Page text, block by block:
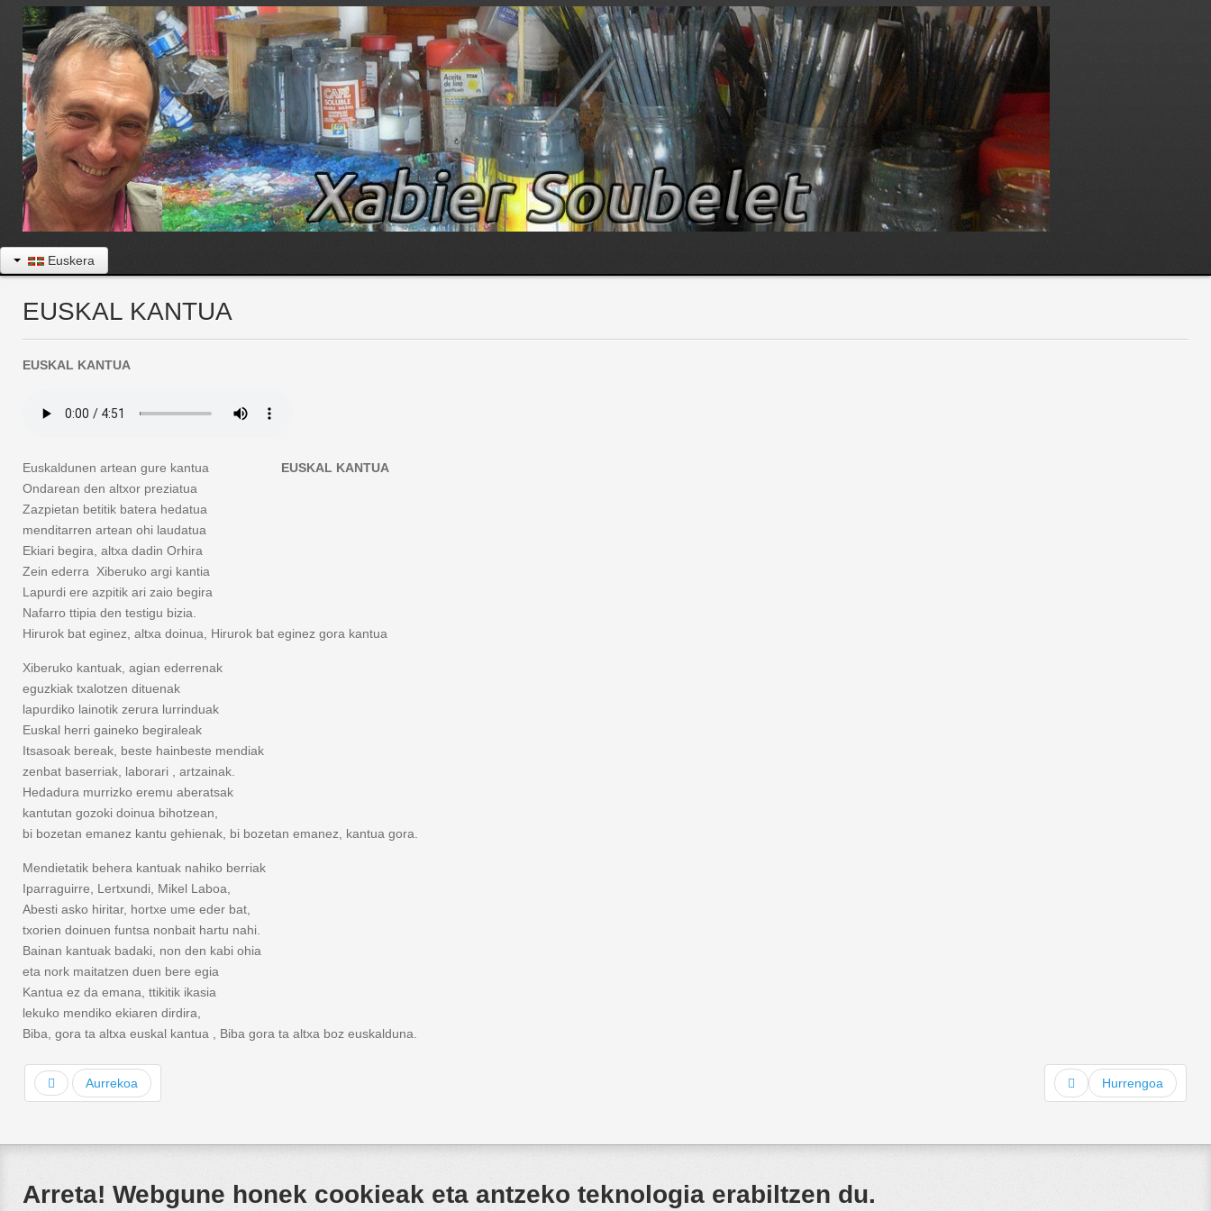
Euskera
EUSKAL KANTUA
EUSKAL KANTUA
Euskaldunen artean gure kantua EUSKAL KANTUA
Ondarean den altxor preziatua
Zazpietan betitik batera hedatua
menditarren artean ohi laudatua
Ekiari begira, altxa dadin Orhira
Zein ederra Xiberuko argi kantia
Lapurdi ere azpitik ari zaio begira
Nafarro ttipia den testigu bizia.
Hirurok bat eginez, altxa doinua, Hirurok bat eginez gora kantua
Xiberuko kantuak, agian ederrenak
eguzkiak txalotzen dituenak
lapurdiko lainotik zerura lurrinduak
Euskal herri gaineko begiraleak
Itsasoak bereak, beste hainbeste mendiak
zenbat baserriak, laborari , artzainak.
Hedadura murrizko eremu aberatsak
kantutan gozoki doinua bihotzean,
bi bozetan emanez kantu gehienak, bi bozetan emanez, kantua gora.
Mendietatik behera kantuak nahiko berriak
Iparraguirre, Lertxundi, Mikel Laboa,
Abesti asko hiritar, hortxe ume eder bat,
txorien doinuen funtsa nonbait hartu nahi.
Bainan kantuak badaki, non den kabi ohia
eta nork maitatzen duen bere egia
Kantua ez da emana, ttikitik ikasia
lekuko mendiko ekiaren dirdira,
Biba, gora ta altxa euskal kantua , Biba gora ta altxa boz euskalduna.
Aurrekoa Hurrengoa
Arreta! Webgune honek cookieak eta antzeko teknologia erabiltzen du.